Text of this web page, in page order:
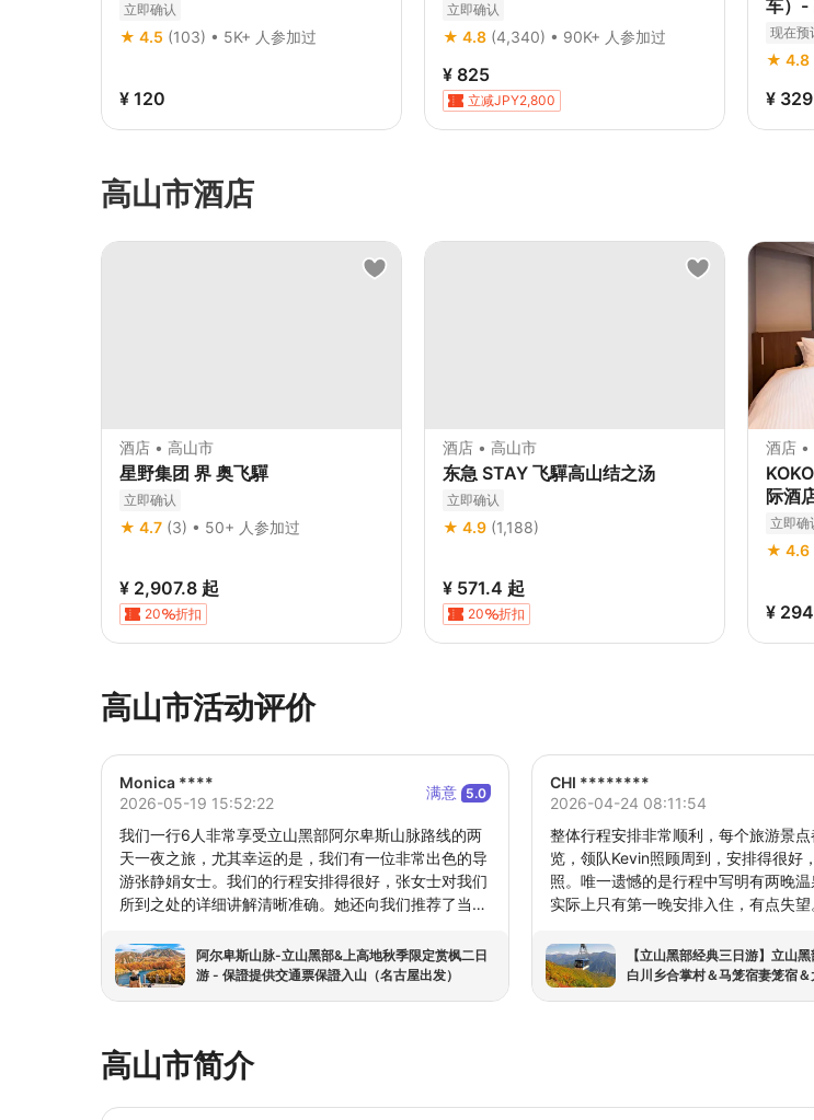
立即确认
★ 4.5 (103) • 5K+ 人参加过
¥ 120
立即确认
★ 4.8 (4,340) • 90K+ 人参加过
¥ 825
立减JPY2,800
车）-
现在预
★ 4.8
¥ 329
高山市酒店
酒店 • 高山市
星野集团 界 奥飞驒
立即确认
★ 4.7 (3) • 50+ 人参加过
¥ 2,907.8 起
20 折扣
酒店 • 高山市
东急 STAY 飞驒高山结之汤
立即确认
★ 4.9 (1,188)
¥ 571.4 起
20 折扣
酒店 •
际酒
立即确
★ 4.6
¥
高山市活动评价
Monica ****
2026-05-19 15:52:22
满意 5.0
我们一行6人非常享受立山黑部阿尔卑斯山脉路线的两
天一夜之旅，尤其幸运的是，我们有一位非常出色的导
游张静娟女士。我们的行程安排得很好，张女士对我们
所到之处的详细讲解清晰准确。她还向我们推荐了当地
时，六种不同的交通工具本身就是一种体验。雪墙的最
高点是11米，不幸的是，当我们到达雪墙时下着雨，我
阿尔卑斯山脉-立山黑部&上高地秋季限定赏枫二日
游 - 保證提供交通票保證入山（名古屋出发）
CHI ********
2026-04-24 08:11:54
整体行程安排非常顺利，每个旅游景
览，领队Kevin照顾周到，安排得很好
照。唯一遗憾的是行程中写明有两晚
实际上只有第一晚安排入住，有点失望
【立山黑部经典三日游】立山
白川乡合掌村＆马笼宿妻笼宿＆
高山市简介